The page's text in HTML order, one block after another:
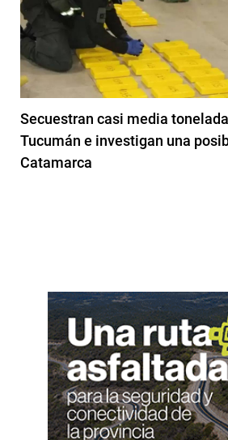
Secuestran casi media
Tucumán e investigan una
Catamarca